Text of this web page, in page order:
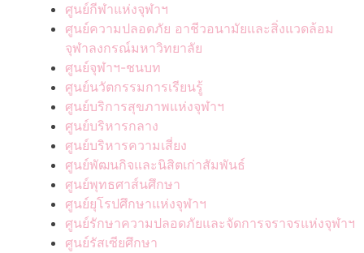
ศูนย์กีฬาแห่งจุฬาฯ
ศูนย์ความปลอดภัย อาชีวอนามัยและสิ่งแวดล้อม
จุฬาลงกรณ์มหาวิทยาลัย
ศูนย์จุฬาฯ-ชนบท
ศูนย์นวัตกรรมการเรียนรู้
ศูนย์บริการสุขภาพแห่งจุฬาฯ
ศูนย์บริหารกลาง
ศูนย์บริหารความเสี่ยง
ศูนย์พัฒนกิจและนิสิตเก่าสัมพันธ์
ศูนย์พุทธศาส์นศึกษา
ศูนย์ยุโรปศึกษาแห่งจุฬาฯ
ศูนย์รักษาความปลอดภัยและจัดการจราจรแห่งจุฬาฯ
ศูนย์รัสเซียศึกษา